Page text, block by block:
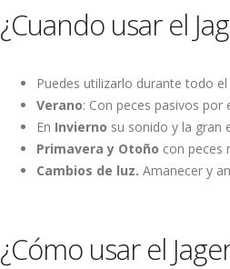
¿Cuando usar el
Puedes utilizarlo durante todo el
Verano: Con peces pasivos
En Invierno su sonido y la gran
Primavera y Otoño con peces
Cambios de luz. Amanecer y
¿Cómo usar el